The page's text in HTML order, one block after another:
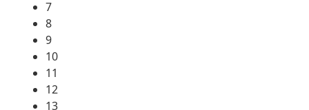
7
8
9
10
11
12
13